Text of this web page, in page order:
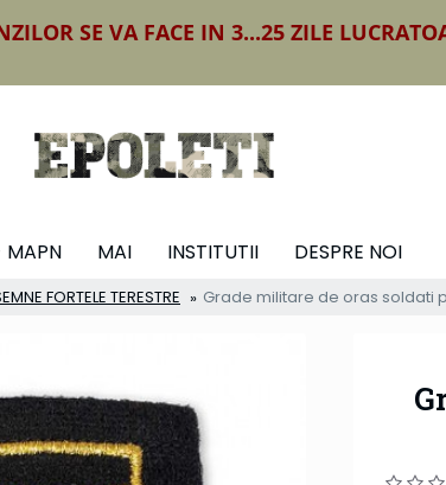
SE VA FACE IN 3...25 ZILE
MAI INSTITUTII DESPRE NOI
FORTELE TERESTRE Grade militare de oras soldati